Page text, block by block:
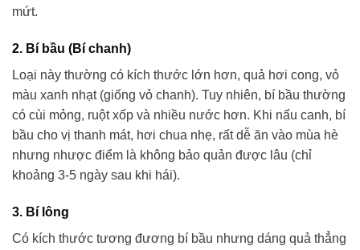
mứt.
2. Bí bầu (Bí chanh)
Loại này thường có kích thước lớn hơn, quả hơi cong, vỏ
màu xanh nhạt (giống vỏ chanh). Tuy nhiên, bí bầu thường
có cùi mỏng, ruột xốp và nhiều nước hơn. Khi nấu canh, bí
bầu cho vị thanh mát, hơi chua nhẹ, rất dễ ăn vào mùa hè
nhưng nhược điểm là không bảo quản được lâu (chỉ
khoảng 3-5 ngày sau khi hái).
3. Bí lông
Có kích thước tương đương bí bầu nhưng dáng quả thẳng